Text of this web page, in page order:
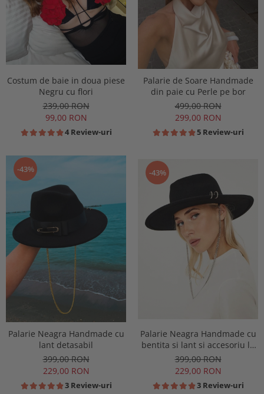
Costum de baie in doua piese
Negru cu flori
239,00 RON
99,00 RON
4 Review-uri
Palarie de Soare Handmade
din paie cu Perle pe bor
499,00 RON
299,00 RON
5 Review-uri
-43%
Palarie Neagra Handmade cu
lant detasabil
399,00 RON
229,00 RON
3 Review-uri
-43%
Palarie Neagra Handmade cu
bentita si lant si accesoriu la
alegere
399,00 RON
229,00 RON
3 Review-uri